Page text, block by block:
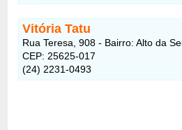
Vitória Tatu
Rua Teresa, 908 - Bairro: Alto da
CEP: 25625-017
(24) 2231-0493